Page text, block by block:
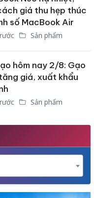
giá thu hẹp thúc
số MacBook Air
Sản phẩm
hôm nay 2/8: Gạo
giá, xuất khẩu
Sản phẩm